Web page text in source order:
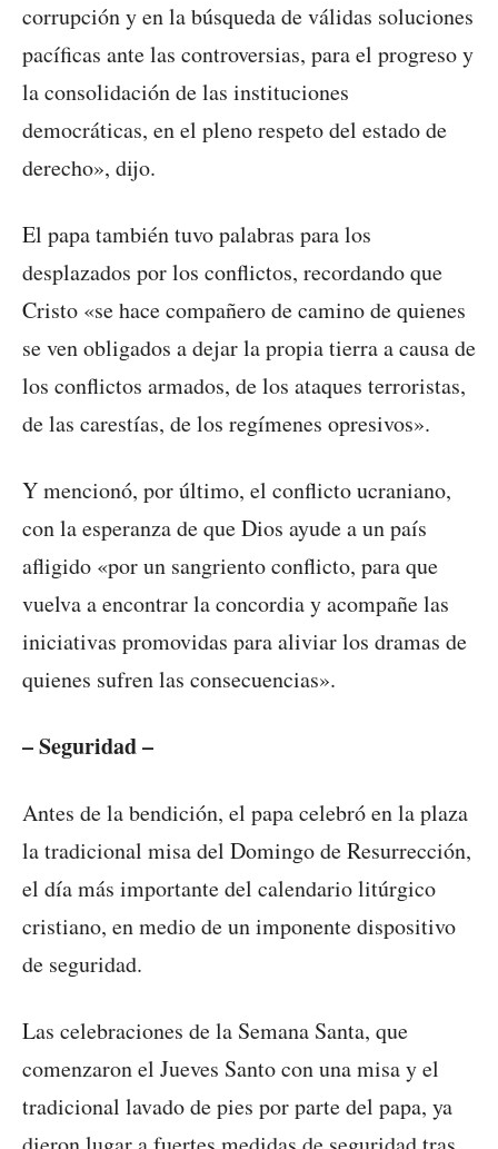
corrupción y en la búsqueda de válidas soluciones
pacíficas ante las controversias, para el progreso y
la consolidación de las instituciones
democráticas, en el pleno respeto del estado de
derecho», dijo.
El papa también tuvo palabras para los
desplazados por los conflictos, recordando que
Cristo «se hace compañero de camino de quienes
se ven obligados a dejar la propia tierra a causa de
los conflictos armados, de los ataques terroristas,
de las carestías, de los regímenes opresivos».
Y mencionó, por último, el conflicto ucraniano,
con la esperanza de que Dios ayude a un país
afligido «por un sangriento conflicto, para que
vuelva a encontrar la concordia y acompañe las
iniciativas promovidas para aliviar los dramas de
quienes sufren las consecuencias».
– Seguridad –
Antes de la bendición, el papa celebró en la plaza
la tradicional misa del Domingo de Resurrección,
el día más importante del calendario litúrgico
cristiano, en medio de un imponente dispositivo
de seguridad.
Las celebraciones de la Semana Santa, que
comenzaron el Jueves Santo con una misa y el
tradicional lavado de pies por parte del papa, ya